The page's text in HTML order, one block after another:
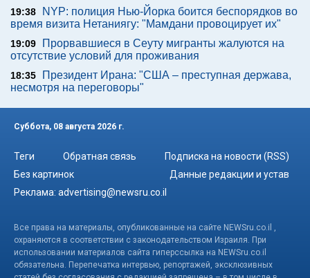
19:38
NYP: полиция Нью-Йорка боится беспорядков во
время визита Нетаниягу: "Мамдани провоцирует их"
19:09
Прорвавшиеся в Сеуту мигранты жалуются на
отсутствие условий для проживания
18:35
Президент Ирана: "США – преступная держава,
несмотря на переговоры"
Суббота, 08 августа 2026 г.
Теги Обратная связь
Подписка на новости (RSS)
Без картинок
Данные редакции и устав
Реклама: advertising@newsru.co.il
Все права на материалы, опубликованные на сайте NEWSru.co.il ,
охраняются в соответствии с законодательством Израиля. При
использовании материалов сайта гиперссылка на NEWSru.co.il
обязательна. Перепечатка интервью, репортажей, эксклюзивных